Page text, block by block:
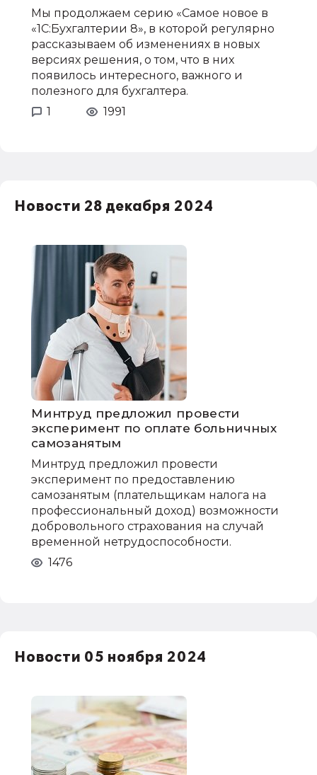
Мы продолжаем серию «Самое новое в
«1С:Бухгалтерии 8», в которой регулярно
рассказываем об изменениях в новых
версиях решения, о том, что в них
появилось интересного, важного и
полезного для бухгалтера.
1
1991
Новости 28 декабря 2024
Минтруд предложил провести
эксперимент по оплате больничных
самозанятым
Минтруд предложил провести
эксперимент по предоставлению
самозанятым (плательщикам налога на
профессиональный доход) возможности
добровольного страхования на случай
временной нетрудоспособности.
1476
Новости 05 ноября 2024